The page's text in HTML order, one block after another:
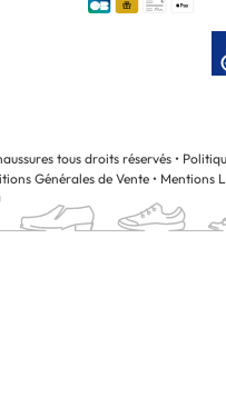
tous droits réservés •
Générales de Vente • Mentions